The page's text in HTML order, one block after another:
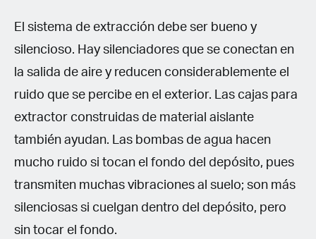
El sistema de extracción debe ser bueno y
silencioso. Hay silenciadores que se conectan en
la salida de aire y reducen considerablemente el
ruido que se percibe en el exterior. Las cajas para
extractor construidas de material aislante
también ayudan. Las bombas de agua hacen
mucho ruido si tocan el fondo del depósito, pues
transmiten muchas vibraciones al suelo; son más
silenciosas si cuelgan dentro del depósito, pero
sin tocar el fondo.